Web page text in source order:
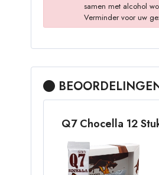
samen met alcohol
Verminder voor uw
Q7 Chocella 12